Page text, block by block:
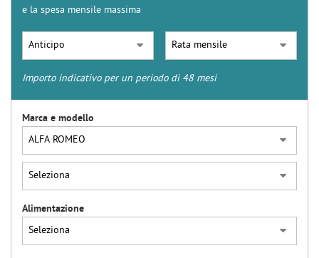
e la spesa mensile massima
Importo indicativo per un periodo di 48 mesi
Marca e modello
Alimentazione